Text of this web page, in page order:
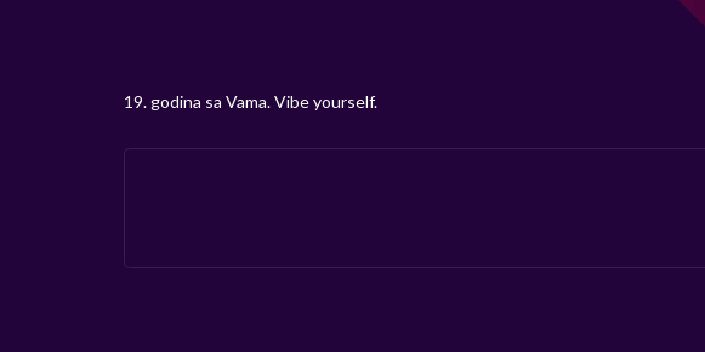
19. godina sa Vama. Vibe yourself.